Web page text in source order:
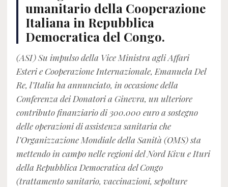
umanitario della Cooperazione
Italiana in Repubblica
Democratica del Congo.
(ASI) Su impulso della Vice Ministra agli Affari
Esteri e Cooperazione Internazionale, Emanuela Del
Re, l’Italia ha annunciato, in occasione della
Conferenza dei Donatori a Ginevra, un ulteriore
contributo finanziario di 300.000 euro a sostegno
delle operazioni di assistenza sanitaria che
l’Organizzazione Mondiale della Sanità (OMS) sta
mettendo in campo nelle regioni del Nord Kivu e Ituri
della Repubblica Democratica del Congo
(trattamento sanitario, vaccinazioni, sepolture